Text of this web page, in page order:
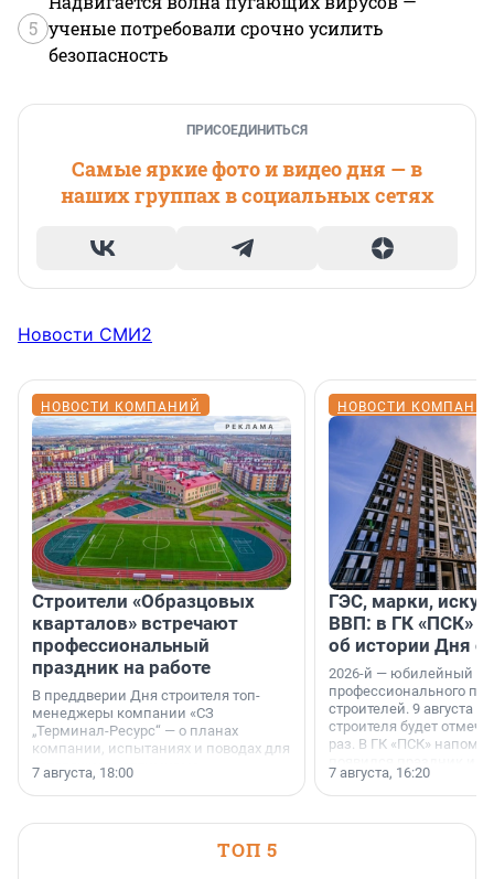
5 ученые потребовали срочно усилить
безопасность
ПРИСОЕДИНИТЬСЯ
Самые яркие фото и видео дня — в
наших группах в социальных сетях
Новости СМИ2
НОВОСТИ КОМПАНИЙ
Строители «Образцовых
кварталов» встречают
профессиональный
праздник на работе
В преддверии Дня строителя топ-
менеджеры компании «СЗ
„Терминал-Ресурс“ — о планах
компании, испытаниях и поводах для
осторожного оптимизма.
7 августа, 18:00
НОВОСТИ
ГЭС, марки,
ВВП: в ГК «ПСК»
об истории Дня
2026-й — юбилейный
профессионального
строителей. 9 августа
строителя будет
раз. В ГК «ПСК»
поменялась роль
7 августа, 16:20
ТОП 5